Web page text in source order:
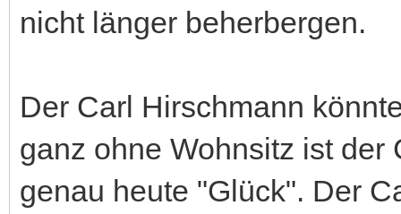
nicht länger beherbergen.
Der Carl Hirschmann
ganz ohne Wohnsitz ist der
genau heute "Glück". Der